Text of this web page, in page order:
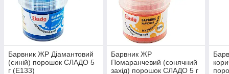
Барвник ЖР Діамантовий
(синій) порошок СЛАДО 5
г (Е133)
Барвник ЖР
Помаранчевий (сонячний
захід) порошок СЛАДО 5 г